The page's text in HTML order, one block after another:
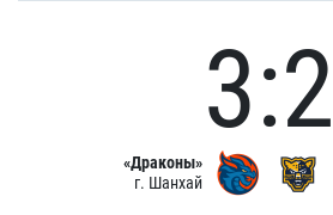
«Драконы»
г. Шанхай
3:2